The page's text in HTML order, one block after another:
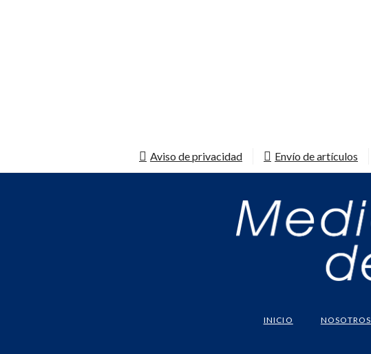
Aviso de privacidad Envío de artículos
INICIO NOSOTROS